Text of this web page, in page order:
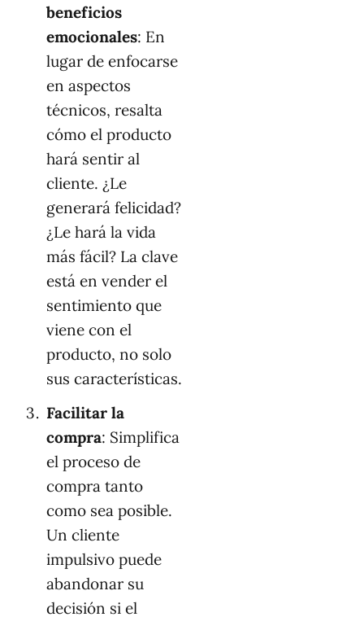
beneficios
emocionales: En
lugar de enfocarse
en aspectos
técnicos, resalta
cómo el producto
hará sentir al
cliente. ¿Le
generará felicidad?
¿Le hará la vida
más fácil? La clave
está en vender el
sentimiento que
viene con el
producto, no solo
sus características.
Facilitar la
compra: Simplifica
el proceso de
compra tanto
como sea posible.
Un cliente
impulsivo puede
abandonar su
decisión si el